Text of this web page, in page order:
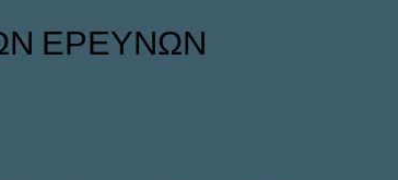
ΕΡΕΥΝΩΝ